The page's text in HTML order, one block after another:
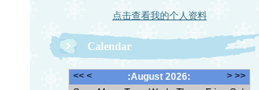
点击查看我的个人资料
Calendar